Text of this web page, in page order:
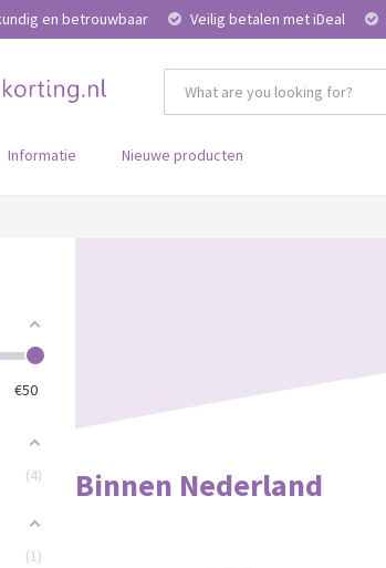
en betrouwbaar Veilig betalen met iDeal
Informatie Nieuwe producten
€50
4
1
Binnen Nederland